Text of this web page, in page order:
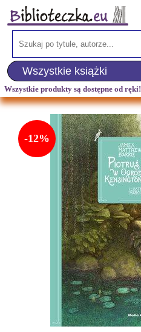
Wszystkie produkty są dostępne od ręki!
-12%